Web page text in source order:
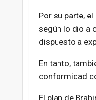
Por su parte,
según lo dio a
dispuesto a
En tanto,
conformidad
El plan de